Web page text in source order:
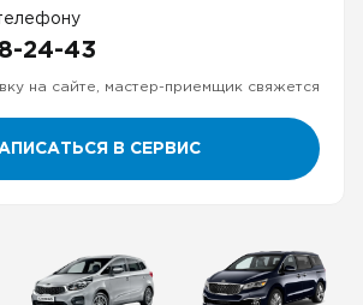
24-43
на сайте, мастер-приемщик свяжется
В СЕРВИС